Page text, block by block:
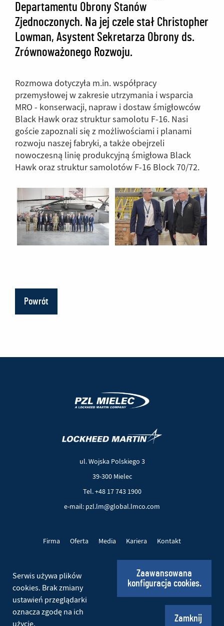
Departamentu Obrony Stanów
Zjednoczonych. Na jej czele stał Christopher
Lowman, Asystent Sekretarza Obrony ds.
Zrównoważonego Rozwoju.
Rozmowa dotyczyła m.in. współpracy
przemysłowej w zakresie utrzymania i wsparcia
MRO - konserwacji, napraw i dostaw śmigłowców
Black Hawk oraz struktur samolotu F-16. Nasi
goście zapoznali się z możliwościami i planami
rozwoju naszej fabryki, a także obejrzeli
nowoczesną linię produkcyjną śmigłowa Black
Hawk oraz struktur samolotów F-16 Block 70/72.
Powrót
ul. Wojska Polskiego 3
39-300 Mielec
Tel. +48 17 743 1900
e-mail: pzl.lm@global.lmco.com
Firma Oferta Media Kariera Kontakt
© 2026 PZL Mielec. Wszelkie prawa zastrzeżone.
Social
Serwis używa plików
cookies. Brak zmiany
ustawień przeglądarki
oznacza zgodę na ich
użycie.
Zaawansowana
konfiguracja cookies.
Zamknij